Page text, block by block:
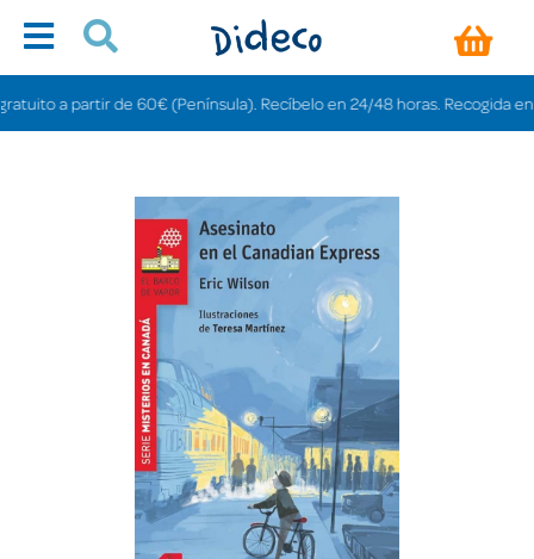
a partir de 60€ (Península). Recíbelo en 24/48 horas. Recogida en